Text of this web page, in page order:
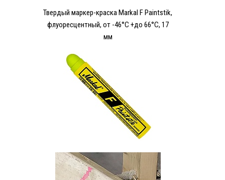
Твердый маркер-краска Markal F Paintstik,
флуоресцентный, от -46°C +до 66°C, 17
мм